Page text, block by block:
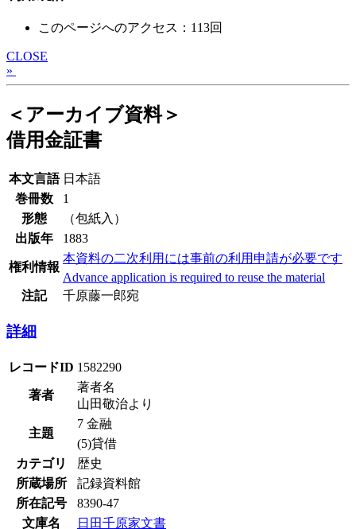
このページへのアクセス：113回
CLOSE
»
＜アーカイブ資料＞
借用金証書
本文言語 日本語
巻冊数
1
形態
（包紙入）
出版年
1883
権利情報
本資料の二次利用には事前の利用申請が必要です
Advance application is required to reuse the material
注記
千原藤一郎宛
詳細
レコードID 1582290
著者
著者名
山田敬治より
主題
7 金融
(5)貸借
カテゴリ
歴史
所蔵場所
記録資料館
所在記号
8390-47
文庫名
日田千原家文書